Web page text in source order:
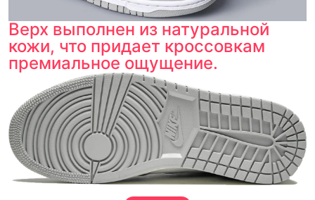
Верх выполнен из натуральной
кожи, что придает кроссовкам
премиальное ощущение.